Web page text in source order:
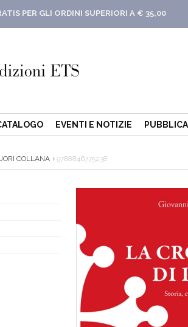
PER GLI ORDINI SUPERIORI A € 35,00
EVENTI E NOTIZIE
COLLANA 9788846775238